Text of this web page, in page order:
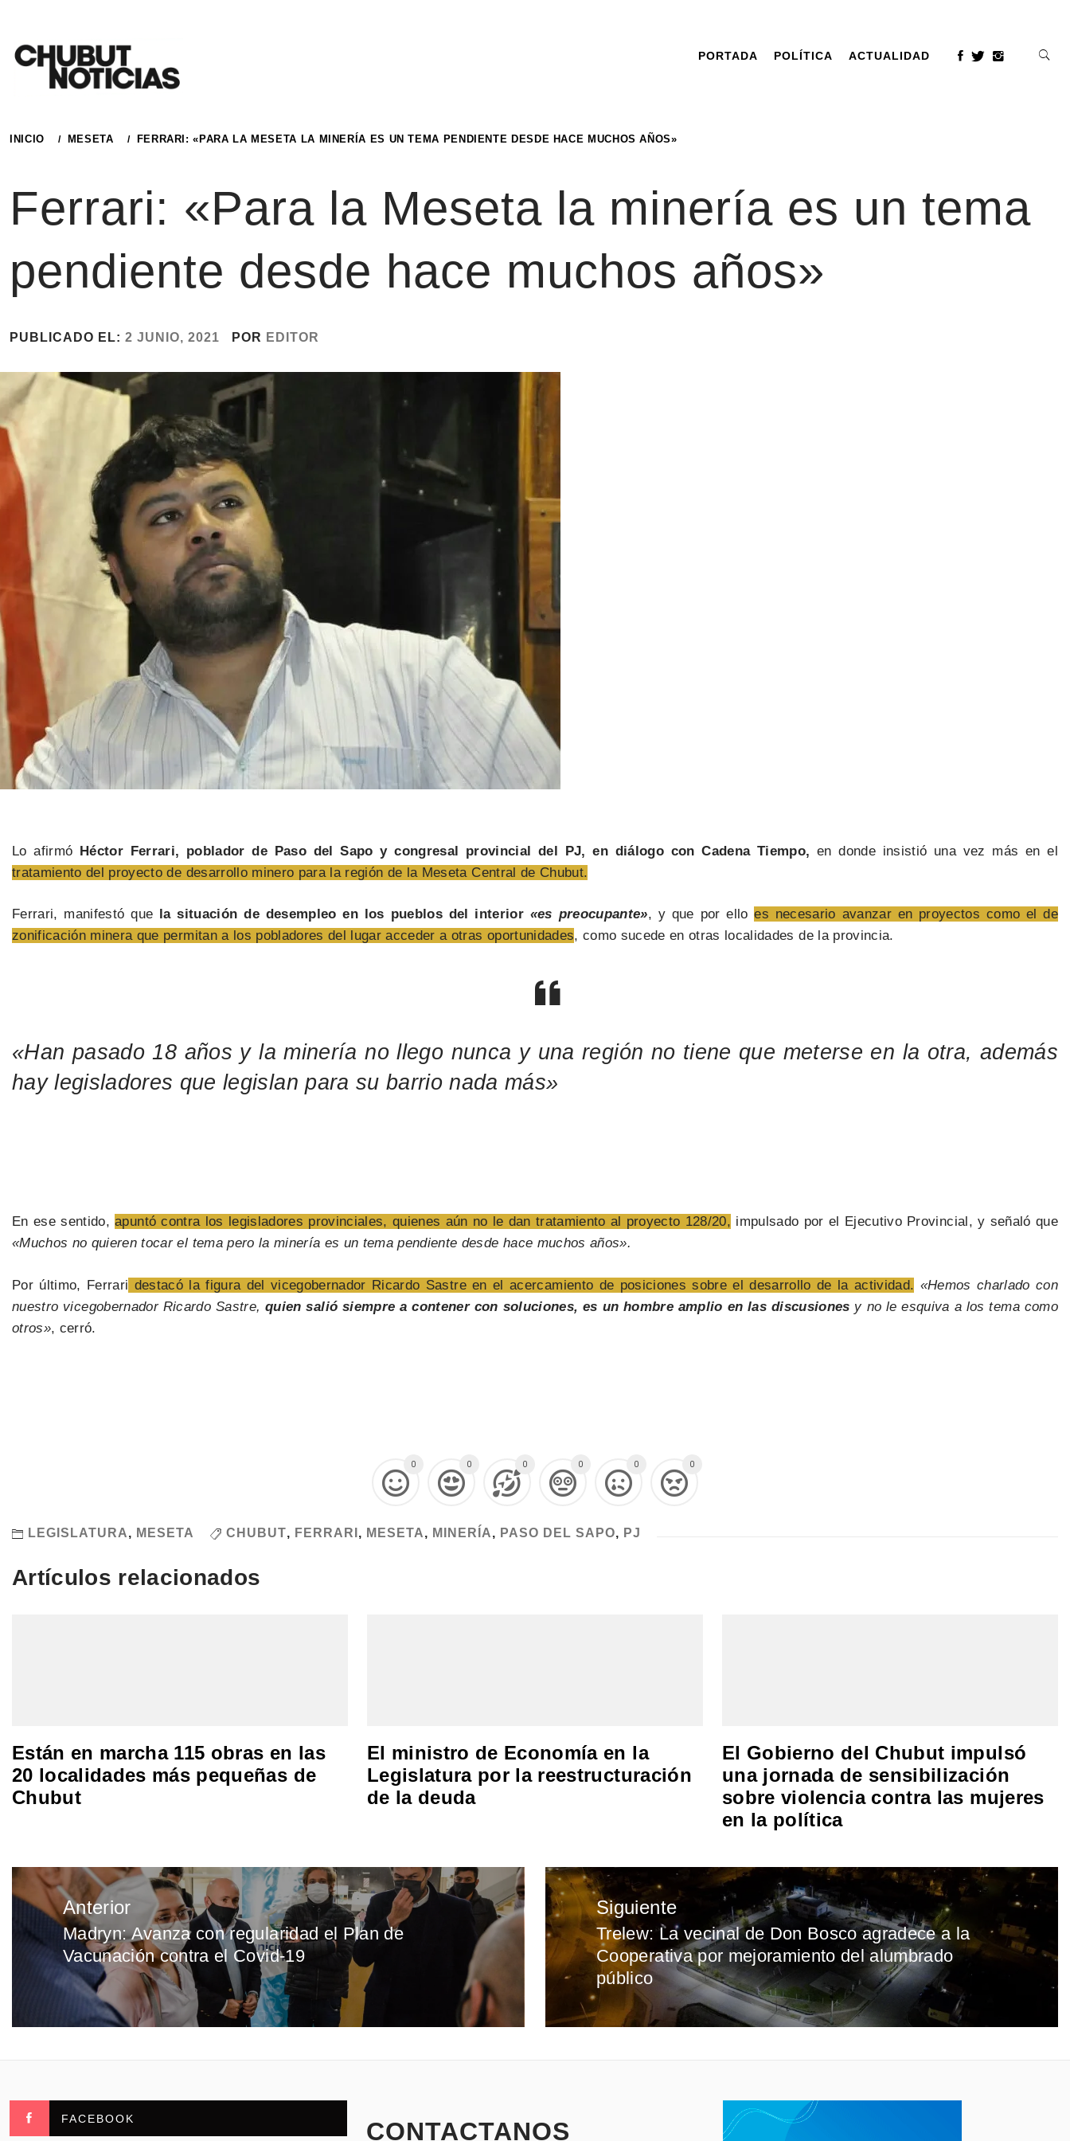
contenido
PORTADA POLÍTICA ACTUALIDAD
INICIO MESETA FERRARI: «PARA LA MESETA LA MINERÍA ES UN TEMA PENDIENTE DESDE HACE MUCHOS AÑOS»
Ferrari: «Para la Meseta la minería es un tema
pendiente desde hace muchos años»
PUBLICADO EL: 2 JUNIO, 2021 POR EDITOR
Lo afirmó Héctor Ferrari, poblador de Paso del Sapo y congresal provincial del PJ, en diálogo con Cadena Tiempo, en donde insistió una vez más en el
tratamiento del proyecto de desarrollo minero para la región de la Meseta Central de Chubut.
Ferrari, manifestó que la situación de desempleo en los pueblos del interior «es preocupante», y que por elloes necesario avanzar en proyectos como el de
zonificación minera que permitan a los pobladores del lugar acceder a otras oportunidades, como sucede en otras localidades de la provincia.
«Han pasado 18 años y la minería no llego nunca y una región no tiene que meterse en la otra, además
hay legisladores que legislan para su barrio nada más»
En ese sentido,apuntó contra los legisladores provinciales, quienes aún no le dan tratamiento al proyecto 128/20, impulsado por el Ejecutivo Provincial, y señaló que
«Muchos no quieren tocar el tema pero la minería es un tema pendiente desde hace muchos años».
Por último, Ferrari destacó la figura del vicegobernador Ricardo Sastre en el acercamiento de posiciones sobre el desarrollo de la actividad. «Hemos charlado con
nuestro vicegobernador Ricardo Sastre,quien salió siempre a contener con soluciones, es un hombre amplio en las discusiones y no le esquiva a los tema como
otros», cerró.
0 0 0 0 0 0
LEGISLATURA, MESETA CHUBUT, FERRARI , MESETA, MINERÍA, PASO DEL SAPO, PJ
Artículos relacionados
Están en marcha 115 obras en las
20 localidades más pequeñas de
Chubut
El ministro de Economía en la
Legislatura por la reestructuración
de la deuda
El Gobierno del Chubut impulsó
una jornada de sensibilización
sobre violencia contra las mujeres
en la política
Navegación
de
entradas
Anterior
Entrada
anterior:
Madryn: Avanza con regularidad el Plan de
Vacunación contra el Covid-19
Siguiente
Entrada
siguiente:
Trelew: La vecinal de Don Bosco agradece a la
Cooperativa por mejoramiento del alumbrado
público
FACEBOOK CONTACTANOS